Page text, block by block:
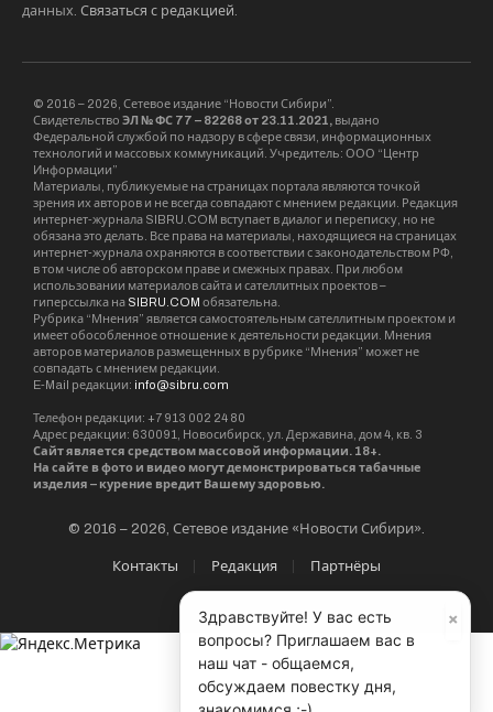
данных. Связаться с редакцией
© 2016 – 2026, Сетевое издание “Новости Сибири”.
Свидетельство ЭЛ № ФС 77 – 82268 от 23.11.2021, выдано
Федеральной службой по надзору в сфере связи, информационных
технологий и массовых коммуникаций. Учредитель: ООО “Центр
Информации”
Материалы, публикуемые на страницах портала являются точкой
зрения их авторов и не всегда совпадают с мнением редакции. Редакция
интернет-журнала SIBRU.COM вступает в диалог и переписку, но не
обязана это делать. Все права на материалы, находящиеся на страницах
интернет-журнала охраняются в соответствии с законодательством РФ,
в том числе об авторском праве и смежных правах. При любом
использовании материалов сайта и сателлитных проектов –
гиперссылка на SIBRU.COM обязательна.
Рубрика “Мнения” является самостоятельным сателлитным проектом и
имеет обособленное отношение к деятельности редакции. Мнения
авторов материалов размещенных в рубрике “Мнения” может не
совпадать с мнением редакции.
E-Mail редакции: info@sibru.com
Телефон редакции: +7 913 002 24 80
Адрес редакции: 630091, Новосибирск, ул. Державина, дом 4, кв. 3
Сайт является средством массовой информации. 18+.
На сайте в фото и видео могут демонстрироваться табачные
изделия – курение вредит Вашему здоровью.
© 2016 – 2026, Сетевое издание «Новости Сибири».
Контакты Редакция Партнёры
×
Здравствуйте! У вас есть
вопросы? Приглашаем вас в
наш чат - общаемся,
обсуждаем повестку дня,